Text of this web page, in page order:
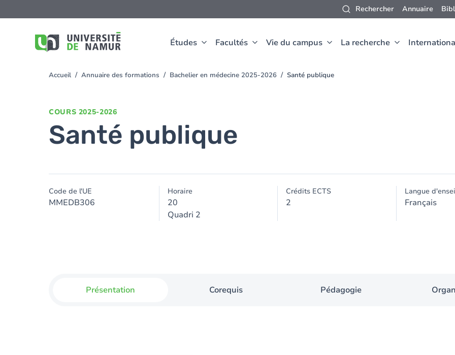
Rechercher Annuaire
Études Facultés Vie du campus La recherche
au
You
Accueil Annuaire des formations Bachelier en médecine 2025-2026 Santé publique
COURS 2025-2026
Santé publique
Code de l'UE
MMEDB306
Horaire
20
Quadri 2
Crédits ECTS
2
Langue
Français
Présentation Corequis Pédagogie